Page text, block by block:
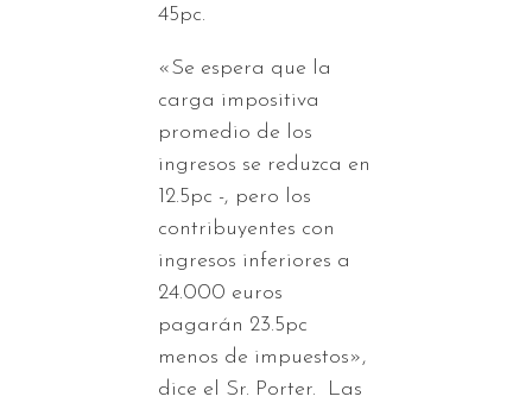
45pc.
«Se espera que la
carga impositiva
promedio de los
ingresos se reduzca en
12.5pc -, pero los
contribuyentes con
ingresos inferiores a
24.000 euros
pagarán 23.5pc
menos de impuestos»,
dice el Sr. Porter. Las